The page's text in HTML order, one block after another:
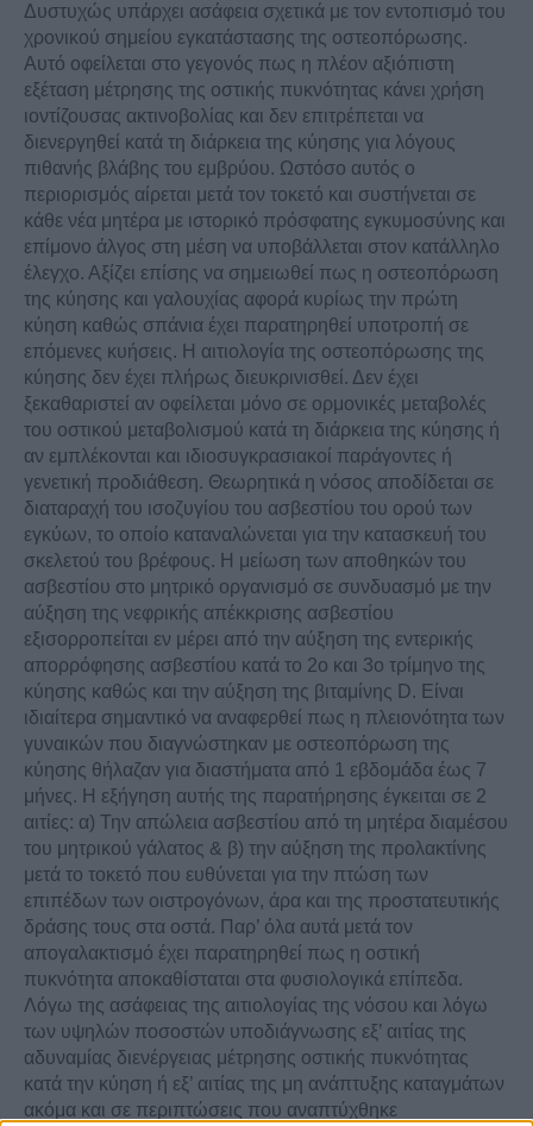
Δυστυχώς υπάρχει ασάφεια σχετικά με τον εντοπισμό του
χρονικού σημείου εγκατάστασης της οστεοπόρωσης.
Αυτό οφείλεται στο γεγονός πως η πλέον αξιόπιστη
εξέταση μέτρησης της οστικής πυκνότητας κάνει χρήση
ιοντίζουσας ακτινοβολίας και δεν επιτρέπεται να
διενεργηθεί κατά τη διάρκεια της κύησης για λόγους
πιθανής βλάβης του εμβρύου. Ωστόσο αυτός ο
περιορισμός αίρεται μετά τον τοκετό και συστήνεται σε
κάθε νέα μητέρα με ιστορικό πρόσφατης εγκυμοσύνης και
επίμονο άλγος στη μέση να υποβάλλεται στον κατάλληλο
έλεγχο. Αξίζει επίσης να σημειωθεί πως η οστεοπόρωση
της κύησης και γαλουχίας αφορά κυρίως την πρώτη
κύηση καθώς σπάνια έχει παρατηρηθεί υποτροπή σε
επόμενες κυήσεις. Η αιτιολογία της οστεοπόρωσης της
κύησης δεν έχει πλήρως διευκρινισθεί. Δεν έχει
ξεκαθαριστεί αν οφείλεται μόνο σε ορμονικές μεταβολές
του οστικού μεταβολισμού κατά τη διάρκεια της κύησης ή
αν εμπλέκονται και ιδιοσυγκρασιακοί παράγοντες ή
γενετική προδιάθεση. Θεωρητικά η νόσος αποδίδεται σε
διαταραχή του ισοζυγίου του ασβεστίου του ορού των
εγκύων, το οποίο καταναλώνεται για την κατασκευή του
σκελετού του βρέφους. Η μείωση των αποθηκών του
ασβεστίου στο μητρικό οργανισμό σε συνδυασμό με την
αύξηση της νεφρικής απέκκρισης ασβεστίου
εξισορροπείται εν μέρει από την αύξηση της εντερικής
απορρόφησης ασβεστίου κατά το 2ο και 3ο τρίμηνο της
κύησης καθώς και την αύξηση της βιταμίνης D. Είναι
ιδιαίτερα σημαντικό να αναφερθεί πως η πλειονότητα των
γυναικών που διαγνώστηκαν με οστεοπόρωση της
κύησης θήλαζαν για διαστήματα από 1 εβδομάδα έως 7
μήνες. Η εξήγηση αυτής της παρατήρησης έγκειται σε 2
αιτίες: α) Την απώλεια ασβεστίου από τη μητέρα διαμέσου
του μητρικού γάλατος & β) την αύξηση της προλακτίνης
μετά το τοκετό που ευθύνεται για την πτώση των
επιπέδων των οιστρογόνων, άρα και της προστατευτικής
δράσης τους στα οστά. Παρ’ όλα αυτά μετά τον
απογαλακτισμό έχει παρατηρηθεί πως η οστική
πυκνότητα αποκαθίσταται στα φυσιολογικά επίπεδα.
Λόγω της ασάφειας της αιτιολογίας της νόσου και λόγω
των υψηλών ποσοστών υποδιάγνωσης εξ’ αιτίας της
αδυναμίας διενέργειας μέτρησης οστικής πυκνότητας
κατά την κύηση ή εξ’ αιτίας της μη ανάπτυξης καταγμάτων
ακόμα και σε περιπτώσεις που αναπτύχθηκε